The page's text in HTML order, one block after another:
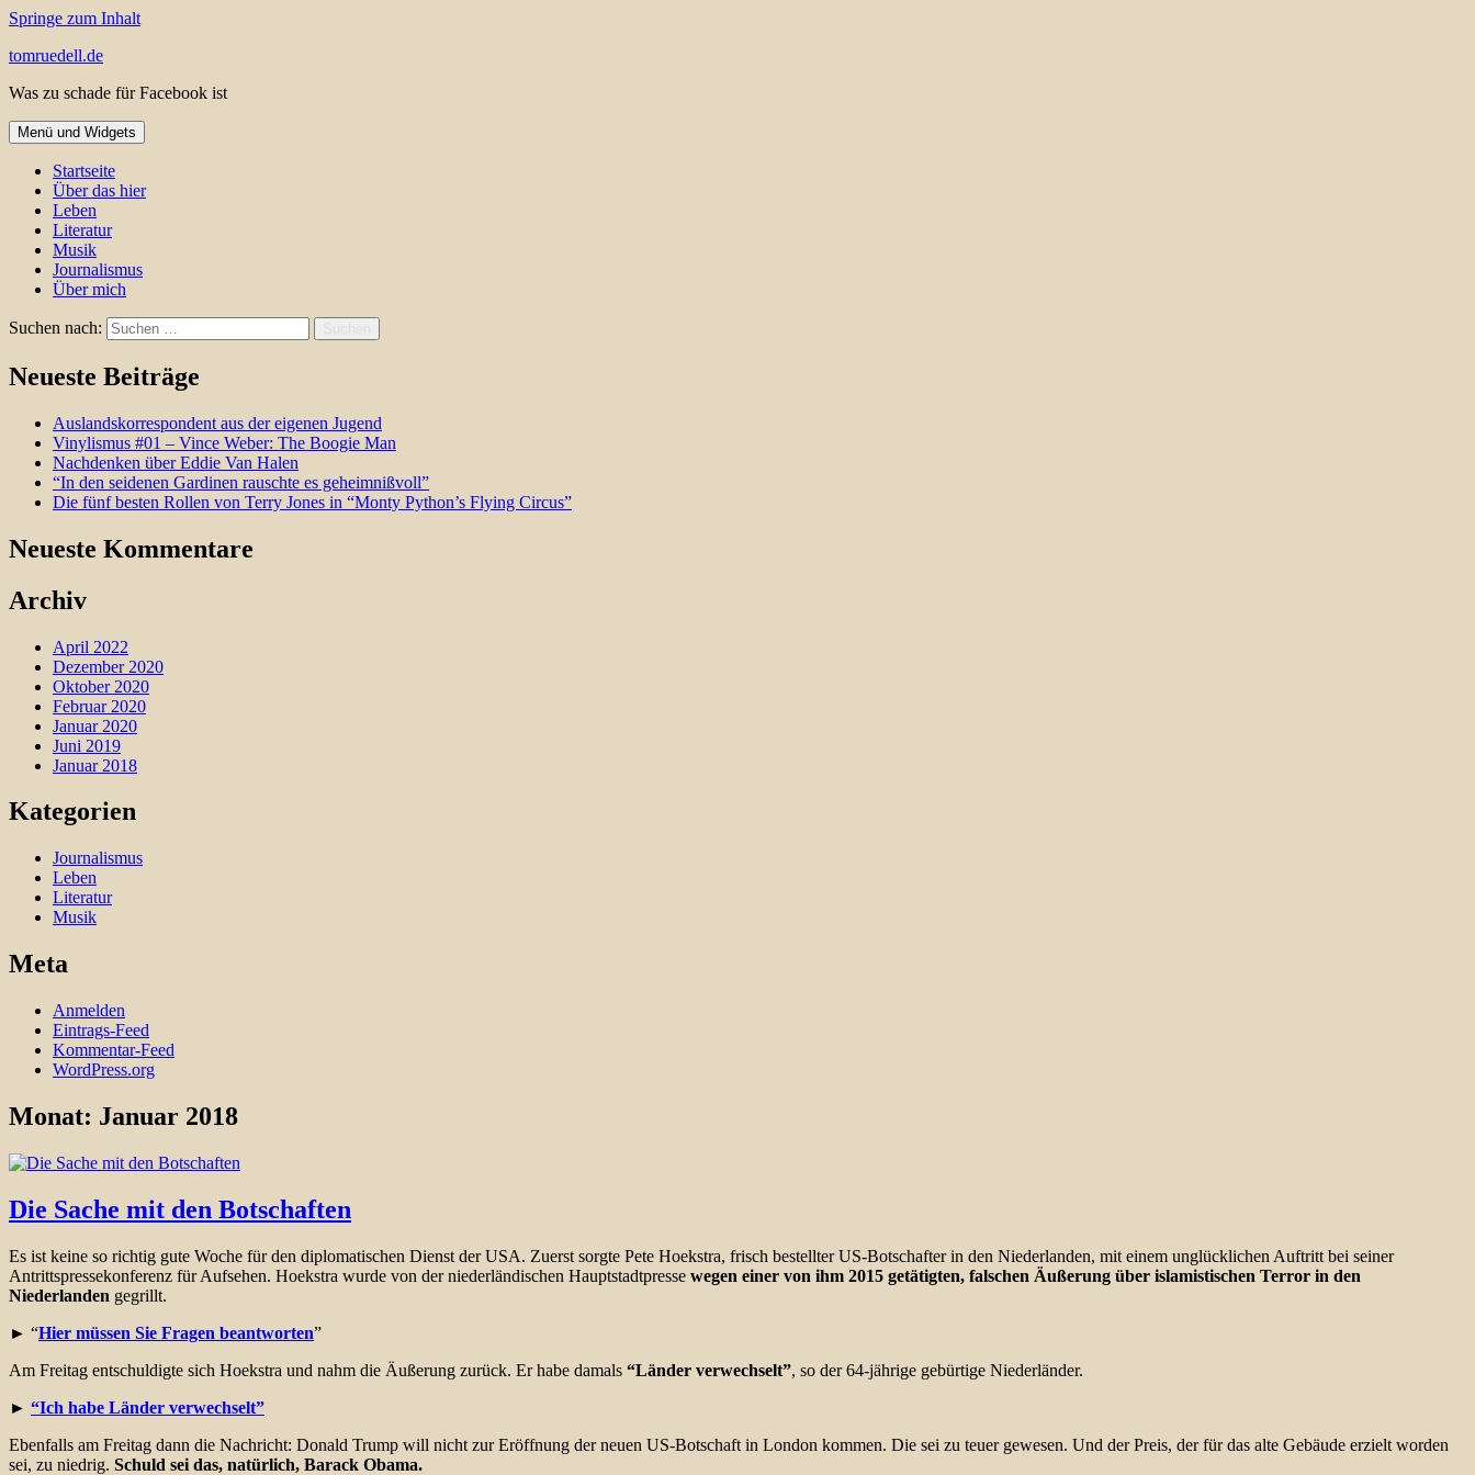
Springe zum Inhalt
tomruedell.de
Was zu schade für Facebook ist
Menü und Widgets
Startseite
Über das hier
Leben
Literatur
Musik
Journalismus
Über mich
Suchen nach:
Neueste Beiträge
Auslandskorrespondent aus der eigenen Jugend
Vinylismus #01 – Vince Weber: The Boogie Man
Nachdenken über Eddie Van Halen
“In den seidenen Gardinen rauschte es geheimnißvoll”
Die fünf besten Rollen von Terry Jones in “Monty Python’s Flying Circus”
Neueste Kommentare
Archiv
April 2022
Dezember 2020
Oktober 2020
Februar 2020
Januar 2020
Juni 2019
Januar 2018
Kategorien
Journalismus
Leben
Literatur
Musik
Meta
Anmelden
Eintrags-Feed
Kommentar-Feed
WordPress.org
Monat: Januar 2018
Die Sache mit den Botschaften
Es ist keine so richtig gute Woche für den diplomatischen Dienst der USA. Zuerst sorgte Pete Hoekstra, frisch bestellter US-Botschafter in den Niederlanden, mit einem unglücklichen Auftritt bei seiner
Antrittspressekonferenz für Aufsehen. Hoekstra wurde von der niederländischen Hauptstadtpresse wegen einer von ihm 2015 getätigten, falschen Äußerung über islamistischen Terror in den
Niederlanden gegrillt.
► “Hier müssen Sie Fragen beantworten”
Am Freitag entschuldigte sich Hoekstra und nahm die Äußerung zurück. Er habe damals “Länder verwechselt”, so der 64-jährige gebürtige Niederländer.
► “Ich habe Länder verwechselt”
Ebenfalls am Freitag dann die Nachricht: Donald Trump will nicht zur Eröffnung der neuen US-Botschaft in London kommen. Die sei zu teuer gewesen. Und der Preis, der für das alte Gebäude erzielt worden
sei, zu niedrig. Schuld sei das, natürlich, Barack Obama.